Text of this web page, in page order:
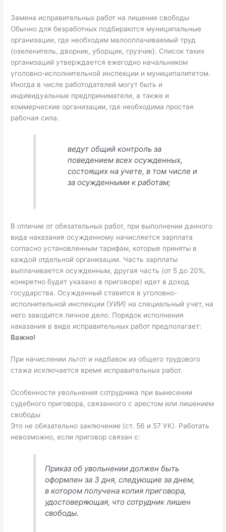
Замена исправительных работ на лишение свободы
Обычно для безработных подбираются муниципальные
организации, где необходим малооплачиваемый труд
(озеленитель, дворник, уборщик, грузчик). Список таких
организаций утверждается ежегодно начальником
уголовно-исполнительной инспекции и муниципалитетом.
Иногда в числе работодателей могут быть и
индивидуальные предприниматели, а также и
коммерческие организации, где необходима простая
рабочая сила.
ведут общий контроль за
поведением всех осужденных,
состоящих на учете, в том числе и
за осужденными к работам;
В отличие от обязательных работ, при выполнении данного
вида наказания осужденному начисляется зарплата
согласно установленным тарифам, которые приняты в
каждой отдельной организации. Часть зарплаты
выплачивается осужденным, другая часть (от 5 до 20%,
конкретно будет указано в приговоре) идет в доход
государства. Осужденный ставится в уголовно-
исполнительной инспекции (УИИ) на специальный учет, на
него заводится личное дело. Порядок исполнения
наказания в виде исправительных работ предполагает:
Важно!
При начислении льгот и надбавок из общего трудового
стажа исключается время исправительных работ.
Особенности увольнения сотрудника при вынесении
судебного приговора, связанного с арестом или лишением
свободы
Это не обязательно заключение (ст. 56 и 57 УК). Работать
невозможно, если приговор связан с:
Приказ об увольнении должен быть
оформлен за 3 дня, следующие за днем,
в котором получена копия приговора,
удостоверяющая, что сотрудник лишен
свободы.